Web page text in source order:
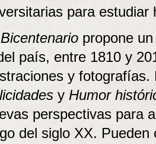
para estudiar
propone
país, entre 1810 y
y fotografías.
y Humor
perspectivas para
del siglo XX. Pueden